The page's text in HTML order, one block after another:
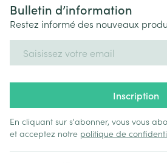
Bulletin d’information
Restez informé des nouveaux
Inscription
En cliquant sur s'abonner, vous vous
et acceptez notre politique de